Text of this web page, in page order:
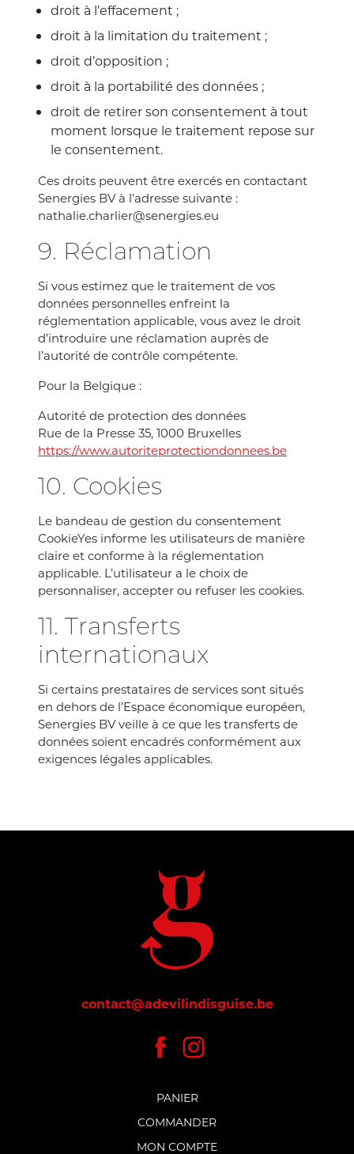
droit à l’effacement ;
droit à la limitation du traitement ;
droit d’opposition ;
droit à la portabilité des données ;
droit de retirer son consentement à tout
moment lorsque le traitement repose sur
le consentement.
Ces droits peuvent être exercés en contactant
Senergies BV à l’adresse suivante :
nathalie.charlier@senergies.eu
9. Réclamation
Si vous estimez que le traitement de vos
données personnelles enfreint la
réglementation applicable, vous avez le droit
d’introduire une réclamation auprès de
l’autorité de contrôle compétente.
Pour la Belgique :
Autorité de protection des données
Rue de la Presse 35, 1000 Bruxelles
https://www.autoriteprotectiondonnees.be
10. Cookies
Le bandeau de gestion du consentement
CookieYes informe les utilisateurs de manière
claire et conforme à la réglementation
applicable. L’utilisateur a le choix de
personnaliser, accepter ou refuser les cookies.
11. Transferts
internationaux
Si certains prestataires de services sont situés
en dehors de l’Espace économique européen,
Senergies BV veille à ce que les transferts de
données soient encadrés conformément aux
exigences légales applicables.
contact@adevilindisguise.be
PANIER
COMMANDER
MON COMPTE